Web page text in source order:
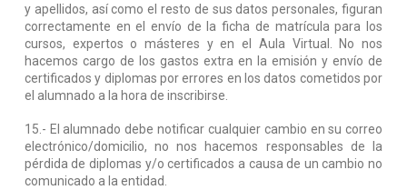
y apellidos, así como el resto de sus datos personales, figuran
correctamente en el envío de la ficha de matrícula para los
cursos, expertos o másteres y en el Aula Virtual. No nos
hacemos cargo de los gastos extra en la emisión y envío de
certificados y diplomas por errores en los datos cometidos por
el alumnado a la hora de inscribirse.
15.- El alumnado debe notificar cualquier cambio en su correo
electrónico/domicilio, no nos hacemos responsables de la
pérdida de diplomas y/o certificados a causa de un cambio no
comunicado a la entidad.